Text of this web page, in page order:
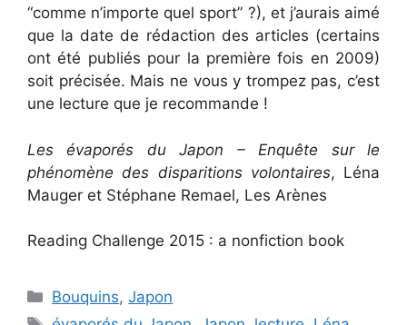
“comme n’importe quel sport” ?), et j’aurais aimé
que la date de rédaction des articles (certains
ont été publiés pour la première fois en 2009)
soit précisée. Mais ne vous y trompez pas, c’est
une lecture que je recommande !
Les évaporés du Japon – Enquête sur le
phénomène des disparitions volontaires, Léna
Mauger et Stéphane Remael, Les Arènes
Reading Challenge 2015 : a nonfiction book
Categories
Bouquins,Japon
Tags